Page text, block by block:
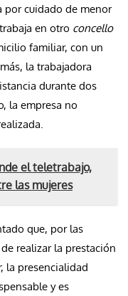
por cuidado de menor
en otro concello
familiar, con un
la trabajadora
durante dos
la empresa no
el teletrabajo,
las mujeres
que, por las
realizar la prestación
, la presencialidad
y es